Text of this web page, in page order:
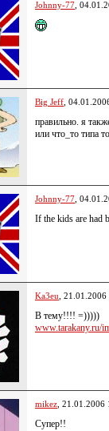
Johnny-77 ,
Big Jeff ,
правильно. я
или что_то типа
Johnny-77 ,
If the kids are had
Ka3eu ,
В тему!!!! =)))))
www.tarakany.ru/
mikez , 21.01.2006
Супер!!